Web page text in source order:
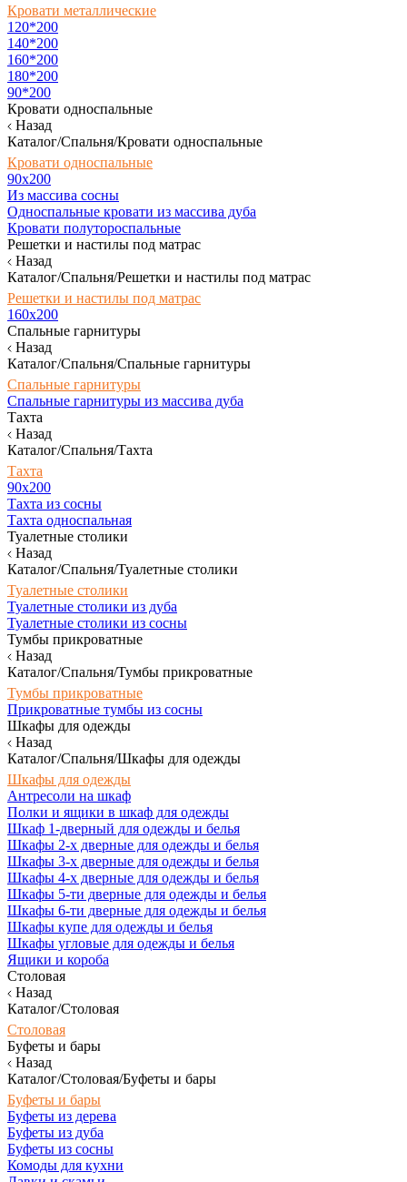
Кровати металлические
120*200
140*200
160*200
180*200
90*200
Кровати односпальные
Назад
Каталог/Спальня/Кровати односпальные
Кровати односпальные
90х200
Из массива сосны
Односпальные кровати из массива дуба
Кровати полутороспальные
Решетки и настилы под матрас
Назад
Каталог/Спальня/Решетки и настилы под матрас
Решетки и настилы под матрас
160х200
Спальные гарнитуры
Назад
Каталог/Спальня/Спальные гарнитуры
Спальные гарнитуры
Спальные гарнитуры из массива дуба
Тахта
Назад
Каталог/Спальня/Тахта
Тахта
90х200
Тахта из сосны
Тахта односпальная
Туалетные столики
Назад
Каталог/Спальня/Туалетные столики
Туалетные столики
Туалетные столики из дуба
Туалетные столики из сосны
Тумбы прикроватные
Назад
Каталог/Спальня/Тумбы прикроватные
Тумбы прикроватные
Прикроватные тумбы из сосны
Шкафы для одежды
Назад
Каталог/Спальня/Шкафы для одежды
Шкафы для одежды
Антресоли на шкаф
Полки и ящики в шкаф для одежды
Шкаф 1-дверный для одежды и белья
Шкафы 2-х дверные для одежды и белья
Шкафы 3-х дверные для одежды и белья
Шкафы 4-х дверные для одежды и белья
Шкафы 5-ти дверные для одежды и белья
Шкафы 6-ти дверные для одежды и белья
Шкафы купе для одежды и белья
Шкафы угловые для одежды и белья
Ящики и короба
Столовая
Назад
Каталог/Столовая
Столовая
Буфеты и бары
Назад
Каталог/Столовая/Буфеты и бары
Буфеты и бары
Буфеты из дерева
Буфеты из дуба
Буфеты из сосны
Комоды для кухни